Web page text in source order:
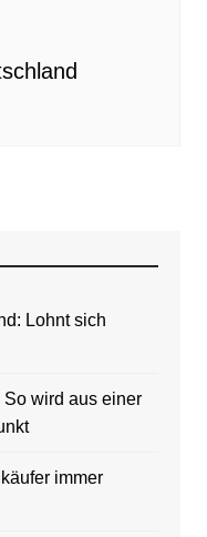
Lohnt sich
wird aus einer
immer